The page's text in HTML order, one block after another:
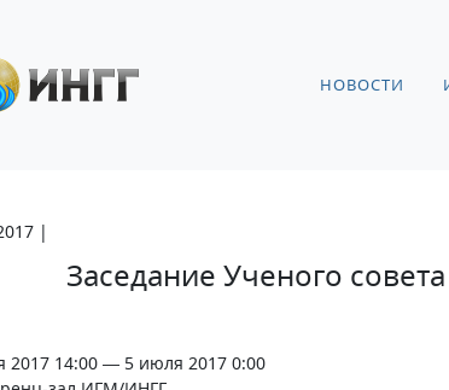
НОВОСТИ
|
Заседание Ученого
2017 14:00 — 5 июля 2017 0:00